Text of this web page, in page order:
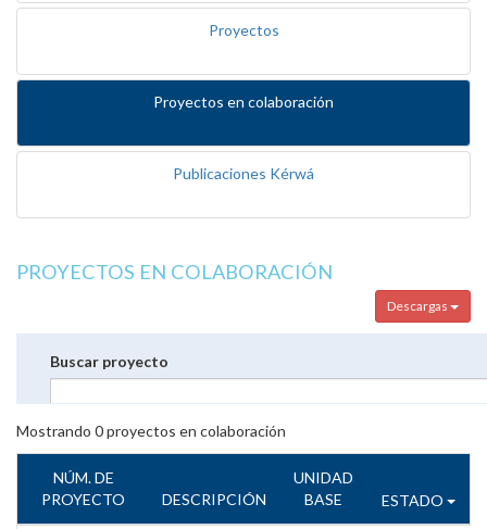
Proyectos
Proyectos en colaboración
Publicaciones Kérwá
PROYECTOS EN COLABORACIÓN
Descargas
Buscar proyecto
Mostrando 0proyectos en colaboración
NÚM. DE
PROYECTO
DESCRIPCIÓN
UNIDAD
BASE
ESTADO